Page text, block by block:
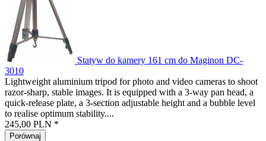
Statyw do kamery 161 cm do Maginon DC-
3010
Lightweight aluminium tripod for photo and video cameras to shoot
razor-sharp, stable images. It is equipped with a 3-way pan head, a
quick-release plate, a 3-section adjustable height and a bubble level
to realise optimum stability....
245,00 PLN *
Porównaj